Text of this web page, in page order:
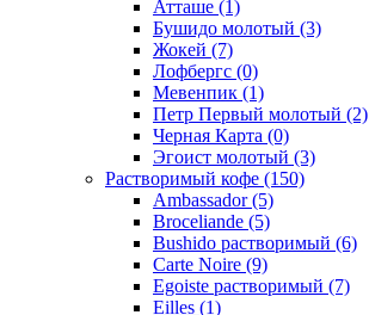
Атташе (1)
Бушидо молотый (3)
Жокей (7)
Лофбергс (0)
Мевенпик (1)
Петр Первый молотый (2)
Черная Карта (0)
Эгоист молотый (3)
Растворимый кофе (150)
Ambassador(5)
Broceliande (5)
Bushido растворимый (6)
Carte Noire (9)
Egoiste растворимый (7)
Eilles (1)